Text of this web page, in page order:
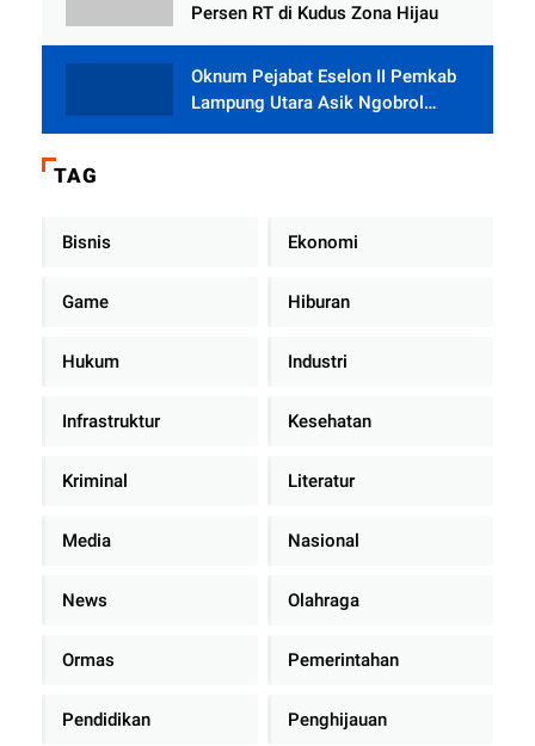
Persen RT di Kudus Zona Hijau
Oknum Pejabat Eselon II Pemkab
Lampung Utara Asik Ngobrol
Dengan Teman Kencan Wanitanya
TAG
Bisnis Ekonomi
Game Hiburan
Hukum Industri
Infrastruktur Kesehatan
Kriminal Literatur
Media Nasional
News Olahraga
Ormas Pemerintahan
Pendidikan Penghijauan